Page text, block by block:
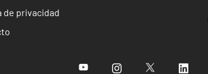
de privacidad